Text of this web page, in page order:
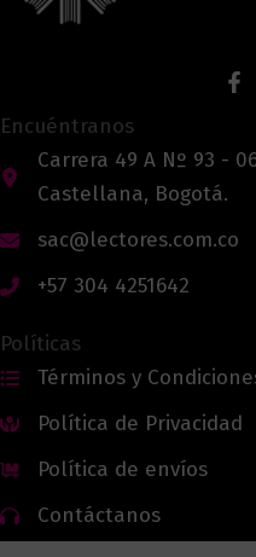
Encuéntranos
Carrera 49 A Nº 93 -
Castellana, Bogotá.
sac@lectores.com.co
+57 304 4251642
Políticas
Términos y
Política de Privacidad
Política de envíos
Contáctanos